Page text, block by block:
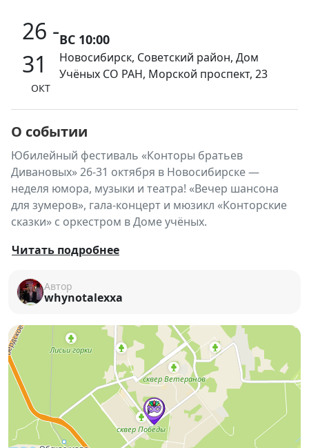
26 -
31
ОКТ
ВС 10:00
Новосибирск, Советский район, Дом
Учёных СО РАН, Морской проспект, 23
О событии
Юбилейный фестиваль «Конторы братьев
Дивановых» 26-31 октября в Новосибирске —
неделя юмора, музыки и театра! «Вечер шансона
для зумеров», гала-концерт и мюзикл «Конторские
сказки» с оркестром в Доме учёных.
🎭Конторские сказки: 50 лет
юмора и волшебства!
Жили-были… диван носили, шутки шутили,
лет!
Юмористический клуб НГУ «Контора братьев
Дивановых»
празднует свой юбилей сказочной
неделей, где каждый день — отдельная история.
🎉 Фестиваль «Конторские сказки»
26–29 октября
Читать подробнее
Автор
whynotalexxa